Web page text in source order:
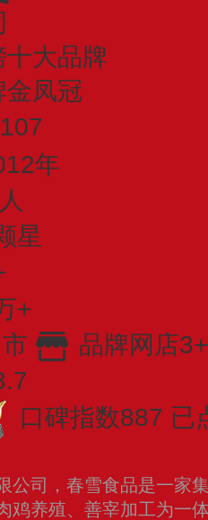
大品牌
金凤冠
年
星
+
品牌网店3+
口碑指数887 已
公司，春雪食品是一家
鸡养殖、善宰加工为一